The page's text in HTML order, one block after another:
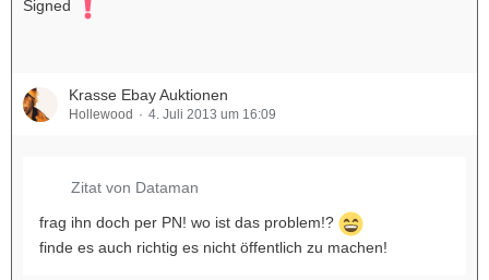
Signed
Krasse Ebay Auktionen
Hollewood 4. Juli 2013 um 16:09
Zitat von Dataman
frag ihn doch per PN! wo ist das problem!?
finde es auch richtig es nicht öffentlich zu machen!